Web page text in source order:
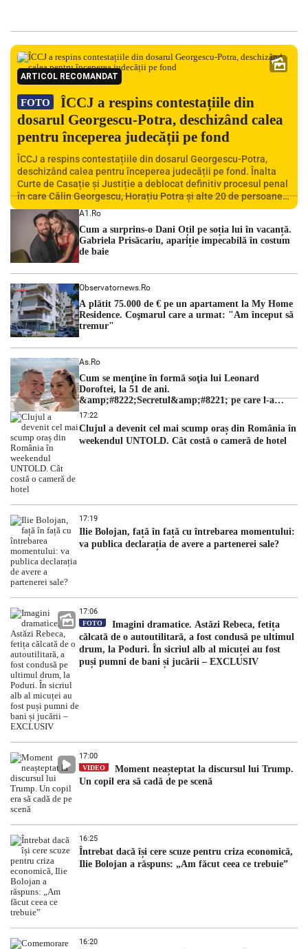
ARTICOL RECOMANDAT
FOTO
ÎCCJ a respins contestațiile din
dosarul Georgescu-Potra, deschizând calea
pentru începerea judecății pe fond
ÎCCJ a respins contestațiile din dosarul Georgescu-Potra,
deschizând calea pentru începerea judecății pe fond. Înalta
Curte de Casație și Justiție a deblocat definitiv procesul penal
în care Călin Georgescu, Horațiu Potra și alte 20 de persoane
sunt acuzați de acțiuni îndreptate împotriva ordinii
constituționale. În ședința din camera preliminară, judecătorii
de la instanța supremă au […]
A1.ro
Cum a surprins-o Dani Oțil pe soția lui în vacanță.
Gabriela Prisăcariu, apariție impecabilă în costum
de baie
Observatornews.ro
A plătit 75.000 de € pe un apartament la My Home
Residence. Coşmarul care a urmat: "Am început să
tremur"
As.ro
Cum se menţine în formă soţia lui Leonard
Doroftei, la 51 de ani.
&amp;#8222;Secretul&amp;#8221; pe care l-a
dezvăluit
17:22
Clujul a devenit cel mai scump oraș din România în
weekendul UNTOLD. Cât costă o cameră de hotel
17:19
Ilie Bolojan, față în față cu întrebarea momentului:
va publica declarația de avere a partenerei sale?
17:06
FOTO
Imagini dramatice. Astăzi Rebeca, fetița
călcată de o autoutilitară, a fost condusă pe ultimul
drum, la Poduri. În sicriul alb al micuței au fost
puși pumni de bani și jucării – EXCLUSIV
17:00
VIDEO
Moment neașteptat la discursul lui Trump.
Un copil era să cadă de pe scenă
16:25
Întrebat dacă își cere scuze pentru criza economică,
Ilie Bolojan a răspuns: „Am făcut ceea ce trebuie”
16:20